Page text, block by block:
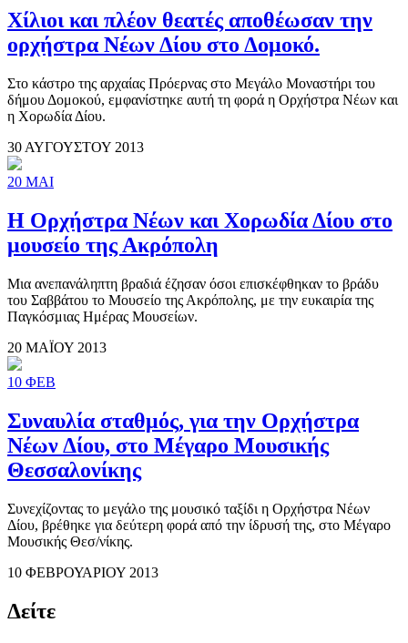
Χίλιοι και πλέον θεατές αποθέωσαν την
ορχήστρα Νέων Δίου στο Δομοκό.
Στο κάστρο της αρχαίας Πρόερνας στο Μεγάλο Μοναστήρι του
δήμου Δομοκού, εμφανίστηκε αυτή τη φορά η Ορχήστρα Νέων και
η Χορωδία Δίου.
30 ΑΥΓΟΥΣΤΟΥ 2013
20 ΜΑΙ
Η Ορχήστρα Νέων και Χορωδία Δίου στο
μουσείο της Ακρόπολη
Μια ανεπανάληπτη βραδιά έζησαν όσοι επισκέφθηκαν το βράδυ
του Σαββάτου το Μουσείο της Ακρόπολης, με την ευκαιρία της
Παγκόσμιας Ημέρας Μουσείων.
20 ΜΑΪΟΥ 2013
10 ΦΕΒ
Συναυλία σταθμός, για την Ορχήστρα
Νέων Δίου, στο Μέγαρο Μουσικής
Θεσσαλονίκης
Συνεχίζοντας το μεγάλο της μουσικό ταξίδι η Ορχήστρα Νέων
Δίου, βρέθηκε για δεύτερη φορά από την ίδρυσή της, στο Μέγαρο
Μουσικής Θεσ/νίκης.
10 ΦΕΒΡΟΥΑΡΙΟΥ 2013
Δείτε